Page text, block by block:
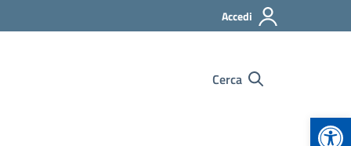
Accedi
Cerca